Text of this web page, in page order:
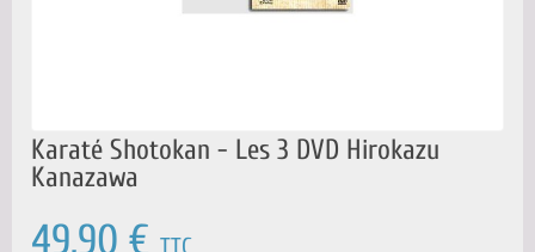
Karaté Shotokan - Les 3 DVD Hirokazu
Kanazawa
49,90 €